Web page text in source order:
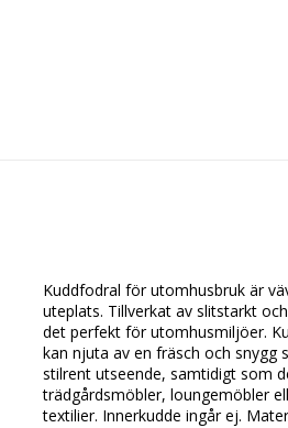
Kuddfodral för utomhusbruk är
uteplats. Tillverkat av slitstarkt
det perfekt för utomhusmiljöer.
kan njuta av en fräsch och snygg
stilrent utseende, samtidigt som
trädgårdsmöbler, loungemöbler
textilier. Innerkudde ingår ej.